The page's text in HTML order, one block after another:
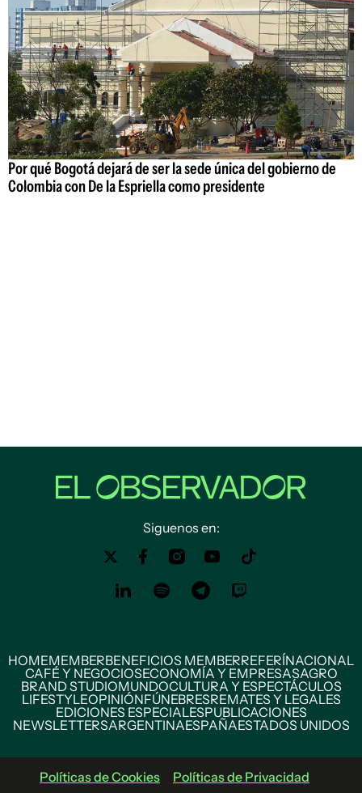
Por qué Bogotá dejará de ser la sede única del gobierno de
Colombia con De la Espriella como presidente
Siguenos en:
HOMEMEMBERBENEFICIOS MEMBERREFERÍNACIONAL
CAFÉ Y NEGOCIOSECONOMÍA Y EMPRESASAGRO
BRAND STUDIOMUNDOCULTURA Y ESPECTÁCULOS
LIFESTYLEOPINIÓNFÚNEBRESREMATES Y LEGALES
EDICIONES ESPECIALESPUBLICACIONES
NEWSLETTERSARGENTINAESPAÑAESTADOS UNIDOS
Políticas de Cookies Políticas de Privacidad